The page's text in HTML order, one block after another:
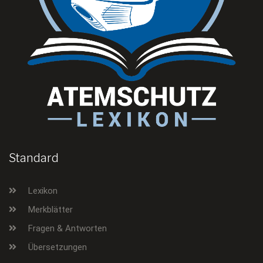
Standard
Lexikon
Merkblätter
Fragen & Antworten
Übersetzungen